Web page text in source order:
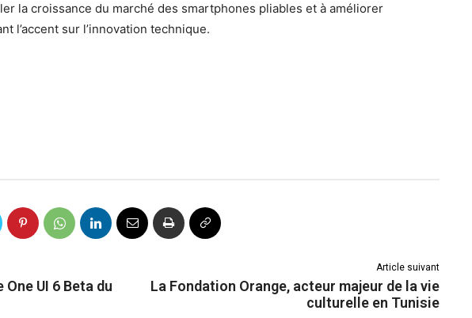
la croissance du marché des smartphones pliables et à améliorer
l’accent sur l’innovation technique.
UI 6 Beta du
Article suivant
La Fondation Orange, acteur majeur de la vie
culturelle en Tunisie